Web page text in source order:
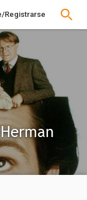
Registrarse